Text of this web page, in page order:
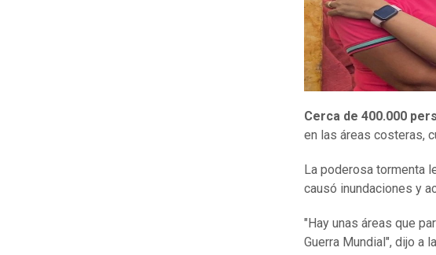
Cerca de 400.000
en las áreas costeras,
La poderosa tormenta
causó inundaciones y
"Hay unas áreas que
Guerra Mundial", dijo a